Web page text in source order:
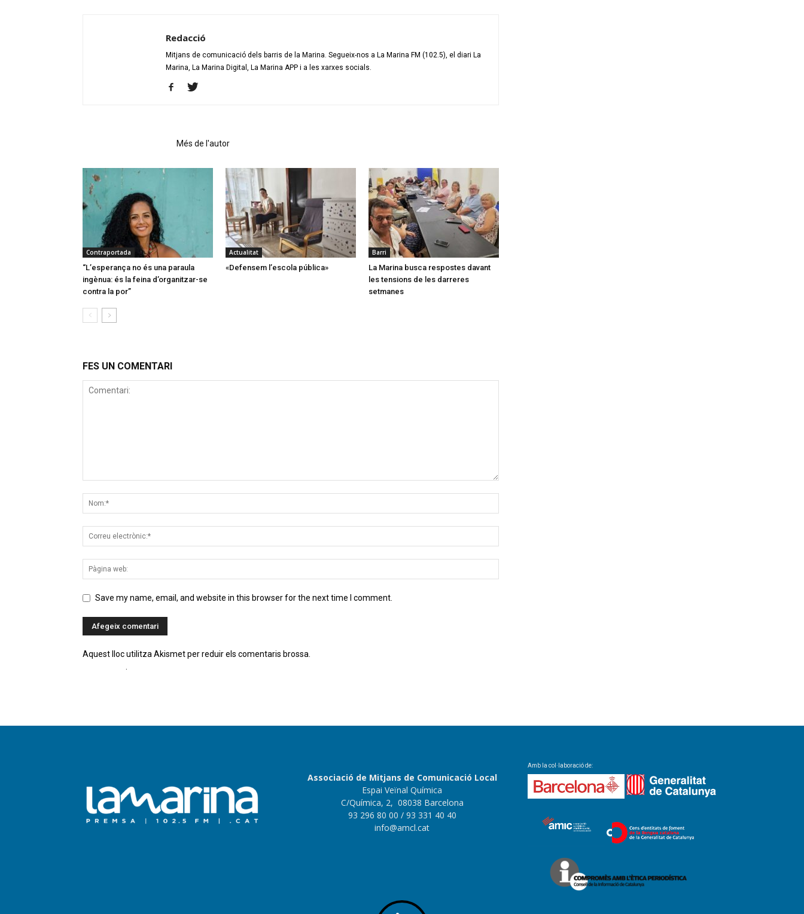
Redacció
Mitjans de comunicació dels barris de la Marina. Segueix-nos a La Marina FM (102.5), el diari La
Marina, La Marina Digital, La Marina APP i a les xarxes socials.
Més de l'autor
Contraportada
“L’esperança no és una paraula
ingènua: és la feina d’organitzar-se
contra la por”
Actualitat
«Defensem l’escola pública»
Barri
La Marina busca respostes davant
les tensions de les darreres
setmanes
FES UN COMENTARI
Save my name, email, and website in this browser for the next time I comment.
Aquest lloc utilitza Akismet per reduir els comentaris brossa.
.
Associació de Mitjans de Comunicació Local
Espai Veïnal Química
C/Química, 2, 08038 Barcelona
93 296 80 00 / 93 331 40 40
info@amcl.cat
Amb la col·laboració de: